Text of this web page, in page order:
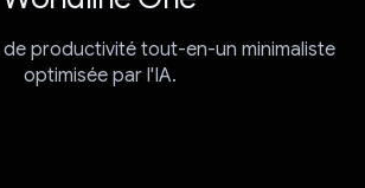
productivité tout-en-un minimaliste
optimisée par l'IA.